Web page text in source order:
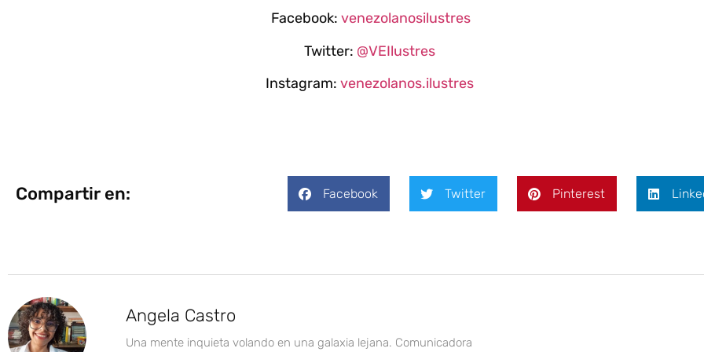
Facebook:venezolanosilustres
Twitter: @VEIlustres
Instagram: venezolanos.ilustres
Compartir en: Facebook Twitter Pinterest
Angela Castro
Una mente inquieta volando en una galaxia lejana. Comunicadora